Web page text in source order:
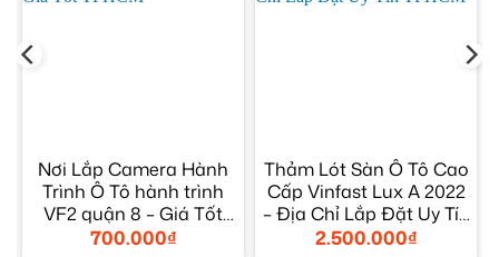
Nơi Lắp Camera Hành
Trình Ô Tô hành trình
VF2 quận 8 – Giá Tốt
TPHCM
700.000₫
Thảm Lót Sàn Ô Tô Cao
Cấp Vinfast Lux A 2022
– Địa Chỉ Lắp Đặt Uy Tín
TPHCM
2.500.000₫